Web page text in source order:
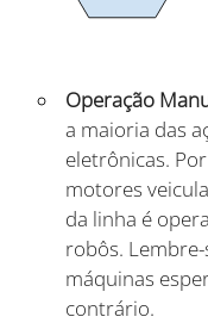
Operação
a maioria das
eletrônicas.
motores
da linha é
robôs.
máquinas
contrário.